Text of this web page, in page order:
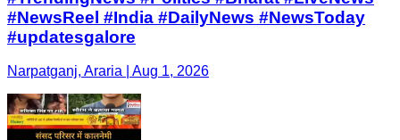
#NewsReel #India #DailyNews #NewsToday
#updatesgalore
Narpatganj, Araria | Aug 1, 2026